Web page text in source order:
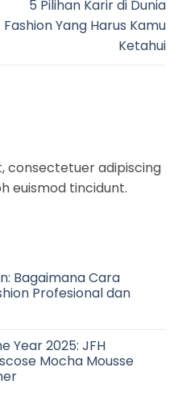
5 Pilihan Karir di Dunia
Fashion Yang Harus Kamu
Ketahui
consectetuer adipiscing
euismod tincidunt.
Bagaimana Cara
Profesional dan
Year 2025: JFH
Mocha Mousse